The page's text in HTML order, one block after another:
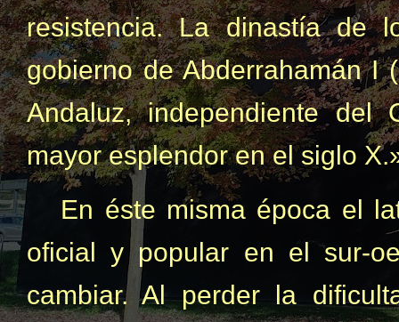
resistencia. La dinastía de
gobierno de Abderrahamán I
Andaluz, independiente del
mayor esplendor en el siglo
En éste misma época el
oficial y popular en el sur-
cambiar. Al perder la